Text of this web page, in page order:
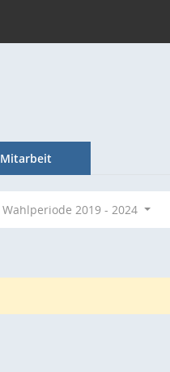
Mitarbeit
Wahlperiode 2019 - 2024